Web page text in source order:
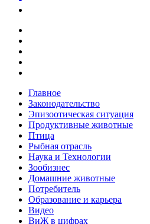
Главное
Законодательство
Эпизоотическая ситуация
Продуктивные животные
Птица
Рыбная отрасль
Наука и Технологии
Зообизнес
Домашние животные
Потребитель
Образование и карьера
Видео
ВиЖ в цифрах